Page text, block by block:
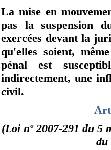
La mise en
pas la suspension
exercées devant la
qu'elles soient,
pénal est
indirectement, une
civil.
(Loi nº 2007-291 du
du